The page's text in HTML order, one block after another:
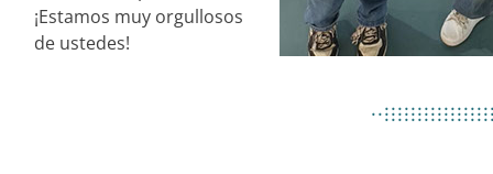
¡Estamos muy orgullosos
de ustedes!